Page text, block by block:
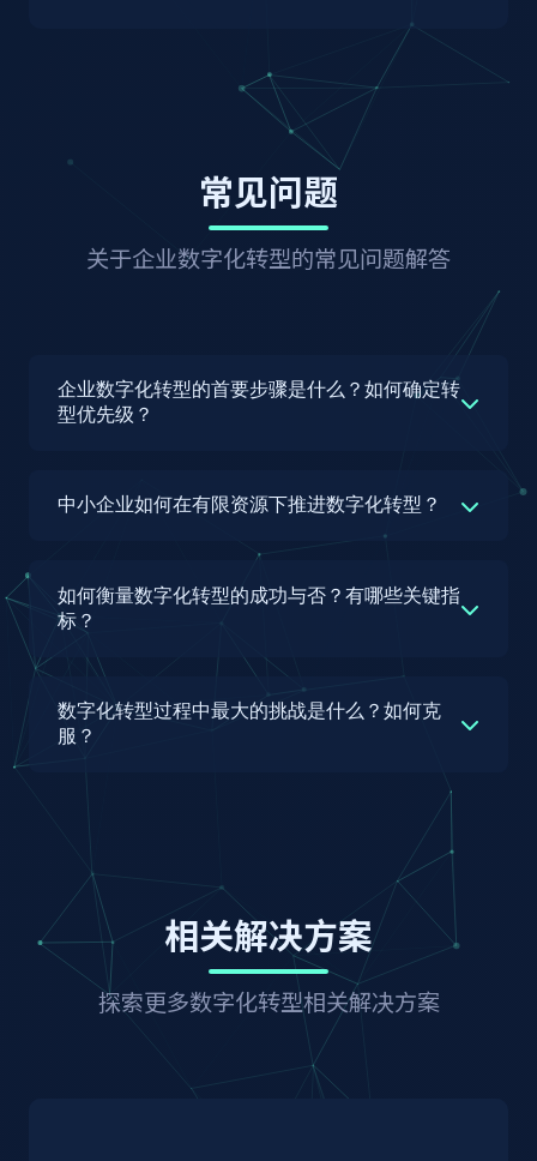
常见问题
关于企业数字化转型的常见问题解答
企业数字化转型的首要步骤是什么？如何确定转
型优先级？
和战略对齐。这包括三个关键环节：1) 数字化成
维度评估企业当前数字化水平；2) 业务痛点分
析，识别制约企业发展的关键问题和数字化可以解
决的核心痛点；3) 战略对齐，确保数字化转型目
确定转型优先级需要考虑四个因素：业务价值（对
业务目标的贡献度）、可行性（技术成熟度和组织
准备度）、紧迫性（市场竞争和客户需求压力）、
风险（实施难度和资源投入）。我们通常采用矩阵
法对转型举措进行优先级排序，优先实施高价值、
高可行性的项目，同时兼顾短期见效和长期布局的
平衡。
中小企业如何在有限资源下推进数字化转型？
中小企业推进数字化转型应采取"小步快跑、价值
优先"的策略，重点关注以下几个方面：1) 明确转
型目标，聚焦核心业务痛点，避免盲目追求技术领
运维成本；3) 分阶段实施，优先解决最紧迫的业
务问题，快速见效并积累经验；4) 借助外部专业
力量，如数字化转型服务商、行业协会等，获取专
业知识和资源；5) 注重人才培养，提升员工数字
化技能，尤其是领导层的数字化思维；6) 关注行
业最佳实践，借鉴同行业成功经验，避免重复造轮
我们为中小企业提供了轻量化的数字化转型解决方
案，采用模块化设计，企业可根据自身需求选择合
适的模块，逐步构建数字化能力，实现低成本、高
效率的数字化转型。
如何衡量数字化转型的成功与否？有哪些关键指
标？
衡量数字化转型成功与否需要建立多维度、多层次
的评估体系，包括以下关键指标：1) 业务绩效指
标：如营收增长率、利润率、市场份额、客户满意
标：如数字化渗透率、数据利用率、系统集成度、
技术架构灵活性等；4) 组织变革指标：如员工数
字化技能水平、数字化文化认同度、跨部门协作效
率等；5) 创新能力指标：如新产品/服务推出速
度、创新项目数量、专利数量等。
我们建议企业建立数字化转型仪表盘，定期监控这
些指标的变化，并与转型前的基准值进行对比，评
估转型效果。同时，数字化转型是一个持续优化的
过程，企业需要根据评估结果不断调整转型策略和
数字化转型过程中最大的挑战是什么？如何克
服？
数字化转型过程中最大的挑战往往不是技术问题，
而是组织和文化层面的挑战，主要包括：1) 领导
力不足，缺乏坚定的转型愿景和持续的高层支持；
2) 组织惯性，员工对变革的抵触和对新工作方式
的不适应；3) 技能缺口，缺乏具备数字化技能的
人才；4) 数据孤岛，各部门数据不互通，难以发
挥数据价值；5) 短期利益与长期投入的平衡，转
型效果难以快速显现。
克服这些挑战需要采取综合措施：1) 强化领导
力，由高层领导亲自推动转型，明确转型愿景和战
相关解决方案
探索更多数字化转型相关解决方案